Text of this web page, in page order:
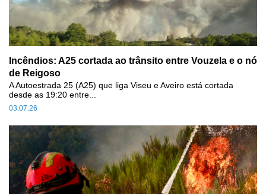
Incêndios: A25 cortada ao trânsito entre Vouzela e o nó
de Reigoso
03.07.26
A Autoestrada 25 (A25) que liga Viseu e Aveiro está cortada
desde as 19:20 entre...